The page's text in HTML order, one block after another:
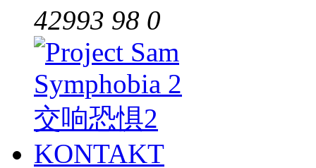
42993 98 0